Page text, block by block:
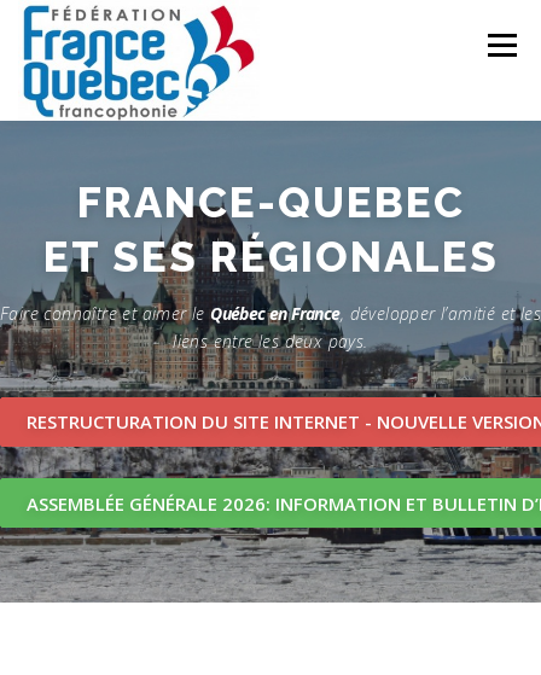
Aller
contenu
Menu
ACTUALITÉS CONGRÈS COMMUN CONTACT
INTRANET
FRANCE-QUEBEC
ET SES RÉGIONALES
Faire connaître et aimer leQuébec en France, développer l’amitié et les
liens entre les deux pays.
RESTRUCTURATION DU SITE INTERNET - NOUVELLE
ASSEMBLÉE GÉNÉRALE 2026: INFORMATION ET BULLETIN